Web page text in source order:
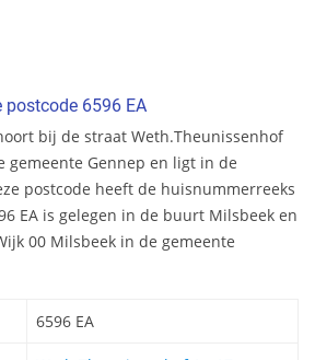
6596 EA
bij de straat Weth.Theunissenhof
gemeente Gennep en ligt in de
postcode heeft de huisnummerreeks
EA is gelegen in de buurt Milsbeek en
00 Milsbeek in de gemeente
6596 EA